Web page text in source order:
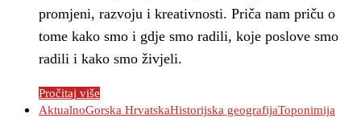
promjeni, razvoju i kreativnosti. Priča nam priču o
tome kako smo i gdje smo radili, koje poslove smo
radili i kako smo živjeli.
Pročitaj više
AktualnoGorska HrvatskaHistorijska geografijaToponimija